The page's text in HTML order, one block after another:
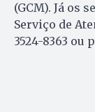
(GCM). Já os
Serviço de
3524-8363 ou